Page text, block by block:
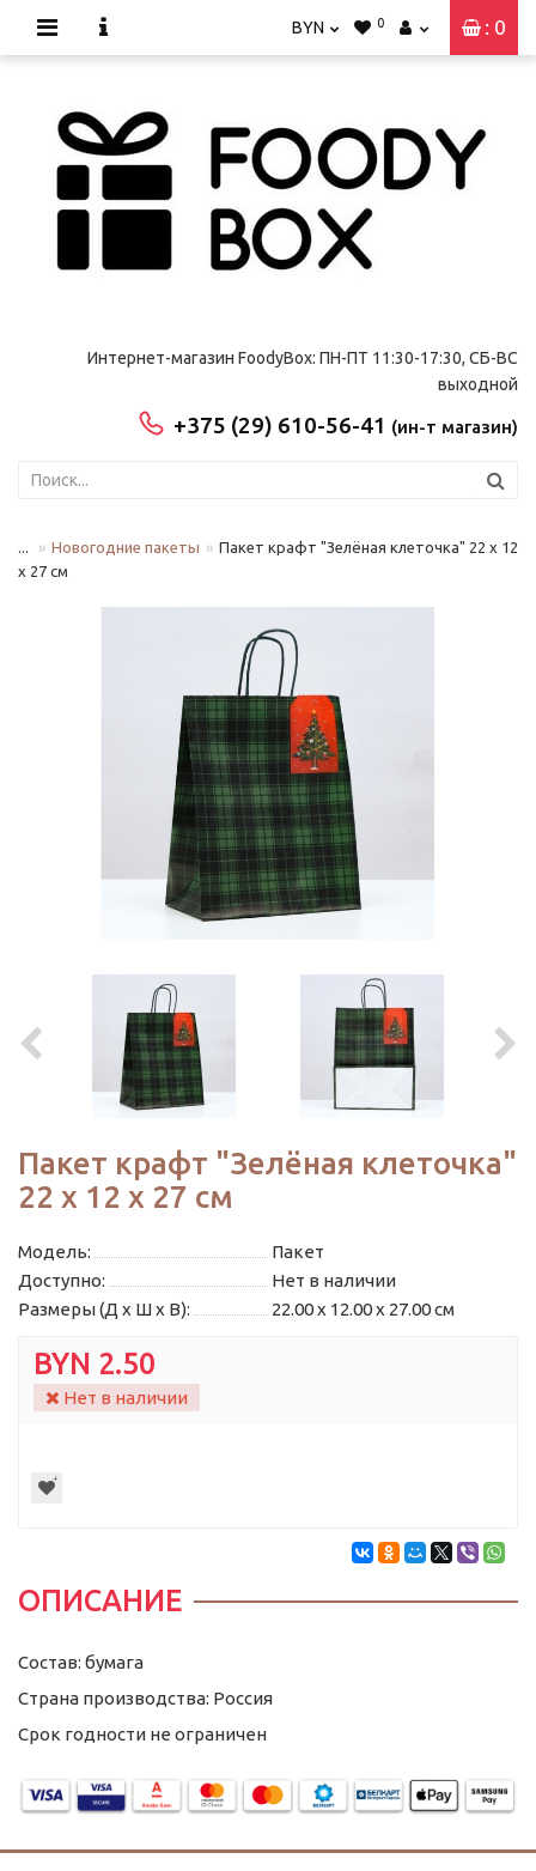
: 0
BYN 0
Интернет-магазин FoodyBox: ПН-ПТ 11:30-17:30, СБ-ВС
выходной
+375 (29) 610-56-41 (ин-т магазин)
... Новогодние пакеты
Пакет крафт "Зелёная клеточка" 22 х 12
х 27 см
Пакет крафт "Зелёная клеточка"
22 х 12 х 27 см
Модель:
Пакет
Доступно:
Нет в наличии
Размеры (Д x Ш x В):
22.00 x 12.00 x 27.00 см
BYN 2.50
Нет в наличии
ОПИСАНИЕ
Состав: бумага
Страна производства: Россия
Срок годности не ограничен